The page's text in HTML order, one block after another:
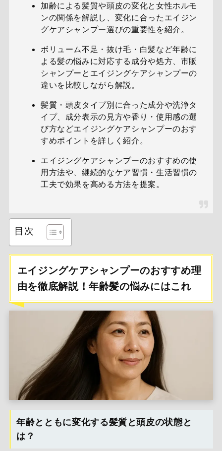
加齢による髪質や頭皮の変化と女性ホルモ
ンの関係を解説し、変化に合ったエイジン
グケアシャンプー選びの重要性を紹介。
ボリューム不足・抜け毛・白髪など年齢に
よる髪の悩みに対応する成分や処方、市販
シャンプーとエイジングケアシャンプーの
違いを比較しながら解説。
髪質・頭皮タイプ別に合った成分や洗浄タ
イプ、成分表示の見方や香り・使用感の選
び方などエイジングケアシャンプーのおす
すめポイントを詳しく紹介。
エイジングケアシャンプーのおすすめの使
用方法や、継続的なケア習慣・生活習慣の
工夫で効果を高める方法を提案。
目次
エイジングケアシャンプーのおすすめ理
由を徹底解説！年齢髪の悩みにはこれ
年齢とともに変化する髪質と頭皮の状態と
は？